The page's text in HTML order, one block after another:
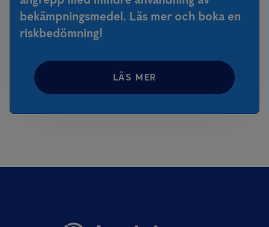
bekämpningsmedel. Läs mer och boka en
riskbedömning!
LÄS MER